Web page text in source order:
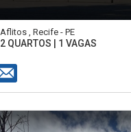
Aflitos , Recife - PE
2 QUARTOS | 1 VAGAS